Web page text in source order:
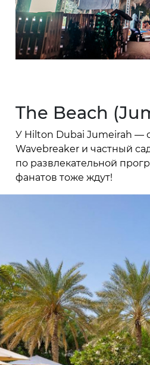
The Beach
У Hilton Dubai Jumeirah —
Wavebreaker и частный
по развлекательной
фанатов тоже ждут!